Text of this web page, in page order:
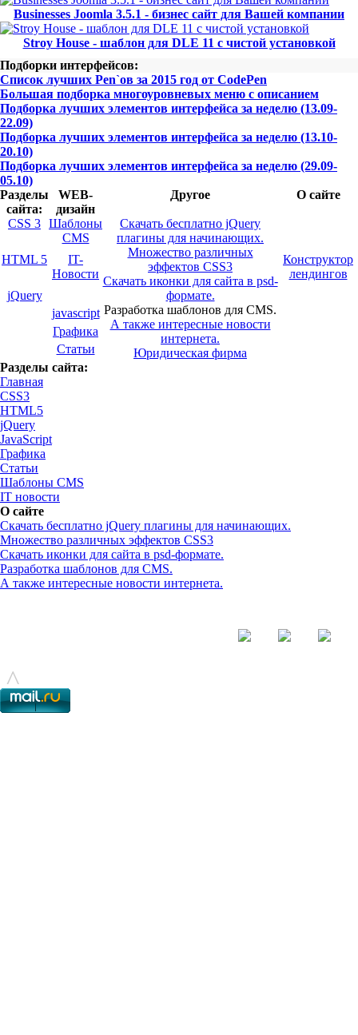
Businesses Joomla 3.5.1 - бизнес сайт для Вашей компании
Stroy House - шаблон для DLE 11 с чистой установкой
Подборки интерфейсов:
Список лучших Pen`ов за 2015 год от CodePen
Большая подборка многоуровневых меню с описанием
Подборка лучших элементов интерфейса за неделю (13.09-
22.09)
Подборка лучших элементов интерфейса за неделю (13.10-
20.10)
Подборка лучших элементов интерфейса за неделю (29.09-
05.10)
Разделы
сайта:
WEB-
дизайн
Другое О сайте
CSS 3 Шаблоны
CMS
Скачать бесплатно jQuery
плагины для начинающих.
Множество различных
эффектов CSS3
Скачать иконки для сайта в psd-
формате.
Разработка шаблонов для CMS.
А также интересные новости
интернета.
Юридическая фирма
HTML 5
IT-
Новости
Конструктор
лендингов
jQuery
javascript
Графика
Статьи
Разделы сайта:
Главная
CSS3
HTML5
jQuery
JavaScript
Графика
Статьи
Шаблоны CMS
IT новости
О сайте
Скачать бесплатно jQuery плагины для начинающих.
Множество различных эффектов CSS3
Скачать иконки для сайта в psd-формате.
Разработка шаблонов для CMS.
А также интересные новости интернета.
© - 2015-2017 - helix.su - все для вашего сайта |
^